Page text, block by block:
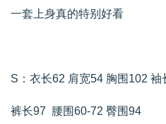
一套上身真的特别好看
S：衣长62 肩宽54 胸围102 袖
裤长97 腰围60-72 臀围94